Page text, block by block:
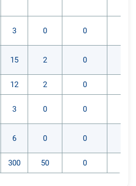
3 0 0
15 2 0
12 2 0
3 0 0
6 0 0
300 50 0